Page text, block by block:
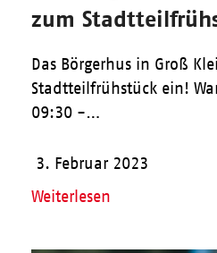
zum
Das Börgerhus in Groß
Stadtteilfrühstück ein!
09:30 -…
3. Februar 2023
Weiterlesen